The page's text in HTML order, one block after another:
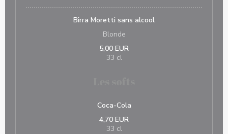
Birra Moretti sans alcool
Blonde
5,00 EUR
33 cl
Coca-Cola
4,70 EUR
33 cl